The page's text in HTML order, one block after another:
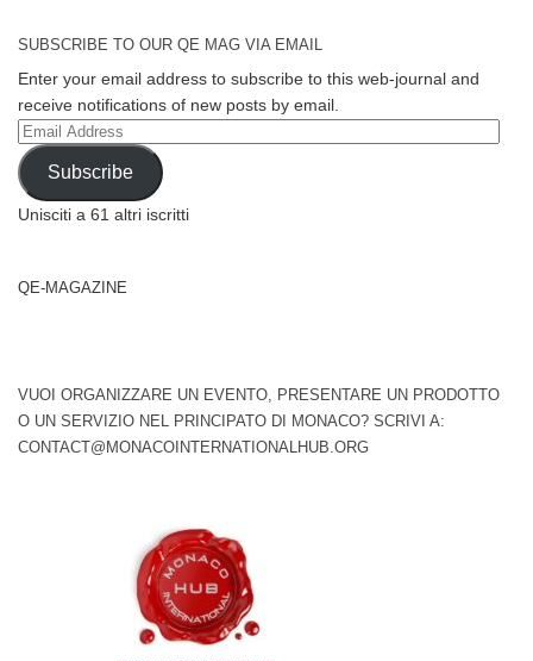
SUBSCRIBE TO OUR QE MAG VIA EMAIL
Enter your email address to subscribe to this web-journal and
receive notifications of new posts by email.
Email
Address
Subscribe
Unisciti a 61 altri iscritti
QE-MAGAZINE
VUOI ORGANIZZARE UN EVENTO, PRESENTARE UN PRODOTTO
O UN SERVIZIO NEL PRINCIPATO DI MONACO? SCRIVI A:
CONTACT@MONACOINTERNATIONALHUB.ORG